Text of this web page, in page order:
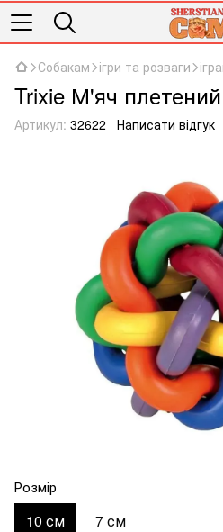
Собакам ігри та розваги
Trixie М'яч плетений
Артикул: 32622 Написати відгук
Розмір
10 см 7 см